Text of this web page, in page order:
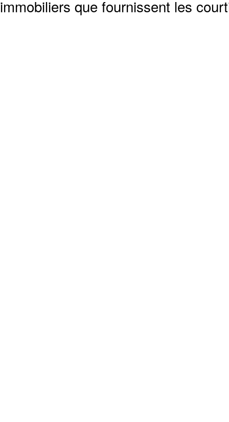
immobiliers que fournissent les